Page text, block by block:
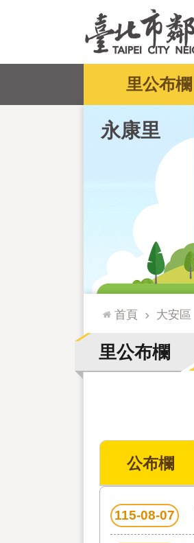
永康里
里公布欄
::: 首頁 大安區
里公布欄
公布欄
115-08-07